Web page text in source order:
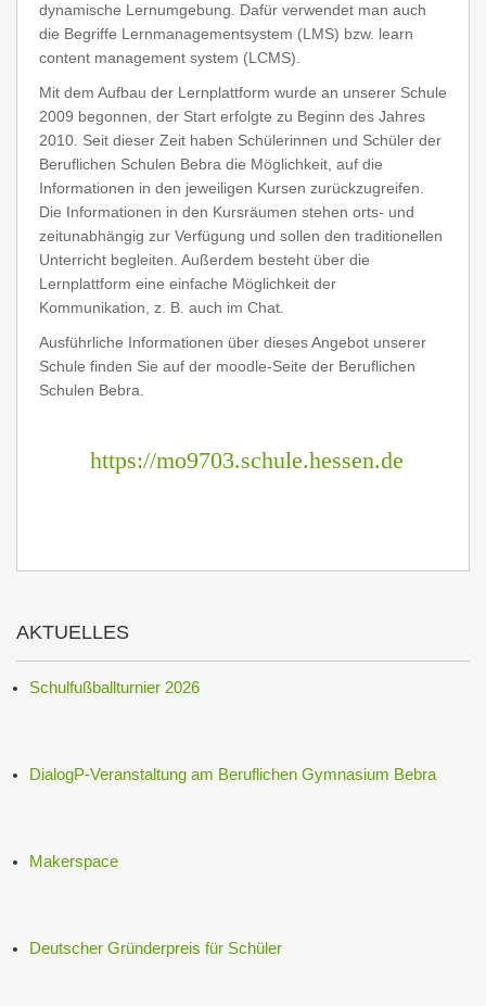
dynamische Lernumgebung . Dafür verwendet man auch
die Begriffe Lernmanagementsystem (LMS) bzw. learn
content management system (LCMS).
Mit dem Aufbau der Lernplattform wurde an unserer Schule
2009 begonnen, der Start erfolgte zu Beginn des Jahres
2010. Seit dieser Zeit haben Schülerinnen und Schüler der
Beruflichen Schulen Bebra die Möglichkeit, auf die
Informationen in den jeweiligen Kursen zurückzugreifen.
Die Informationen in den Kursräumen stehen orts- und
zeitunabhängig zur Verfügung und sollen den traditionellen
Unterricht begleiten. Außerdem besteht über die
Lernplattform eine einfache Möglichkeit der
Kommunikation, z. B. auch im Chat.
Ausführliche Informationen über dieses Angebot unserer
Schule finden Sie auf der moodle-Seite der Beruflichen
Schulen Bebra.
https://mo9703.schule.hessen.de
AKTUELLES
Schulfußballturnier 2026
DialogP-Veranstaltung am Beruflichen Gymnasium Bebra
Makerspace
Deutscher Gründerpreis für Schüler